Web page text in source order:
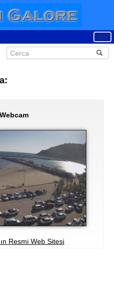
Resmi Web Sitesi